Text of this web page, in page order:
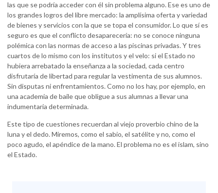
las que se podría acceder con él sin problema alguno. Ese es uno de
los grandes logros del libre mercado: la amplísima oferta y variedad
de bienes y servicios con la que se topa el consumidor. Lo que sí es
seguro es que el conflicto desaparecería: no se conoce ninguna
polémica con las normas de acceso a las piscinas privadas. Y tres
cuartos de lo mismo con los institutos y el velo: si el Estado no
hubiera arrebatado la enseñanza a la sociedad, cada centro
disfrutaría de libertad para regular la vestimenta de sus alumnos.
Sin disputas ni enfrentamientos. Como no los hay, por ejemplo, en
una academia de baile que obligue a sus alumnas a llevar una
indumentaria determinada.
Este tipo de cuestiones recuerdan al viejo proverbio chino de la
luna y el dedo. Miremos, como el sabio, el satélite y no, como el
poco agudo, el apéndice de la mano. El problema no es el islam, sino
el Estado.